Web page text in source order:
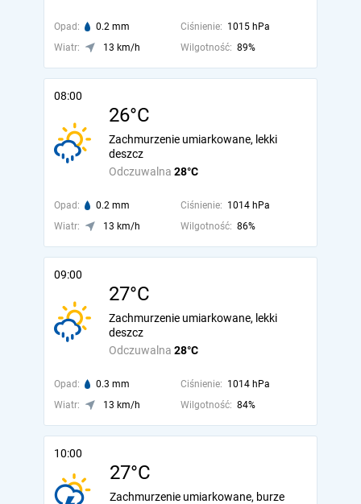
Opad: 0.2 mm Ciśnienie: 1015 hPa
Wiatr:
13 km/h Wilgotność: 89%
08:00
26°C
Odczuwalna 28°C
Zachmurzenie umiarkowane, lekki
deszcz
Opad: 0.2 mm Ciśnienie: 1014 hPa
Wiatr:
13 km/h Wilgotność: 86%
09:00
27°C
Odczuwalna 28°C
Zachmurzenie umiarkowane, lekki
deszcz
Opad: 0.3 mm Ciśnienie: 1014 hPa
Wiatr:
13 km/h Wilgotność: 84%
10:00
27°C
Zachmurzenie umiarkowane, burze